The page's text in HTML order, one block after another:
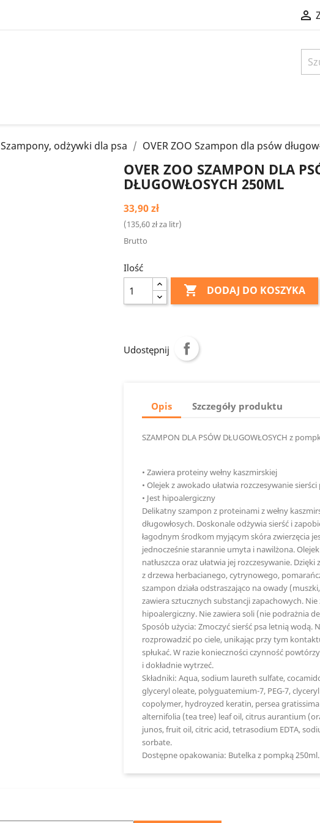

Szampony, odżywki dla psa OVER ZOO Szampon dla psów
OVER ZOO SZAMPON DLA
DŁUGOWŁOSYCH 250ML
33,90 zł
(135,60 zł za litr)
Brutto
Ilość
 DODAJ DO KOSZYKA
Udostępnij
Opis Szczegóły produktu
SZAMPON DLA PSÓW DŁUGOWŁOSYCH z
• Zawiera proteiny wełny kaszmirskiej
• Olejek z awokado ułatwia rozczesywanie
• Jest hipoalergiczny
Delikatny szampon z proteinami z wełny
długowłosych. Doskonale odżywia sierść i
łagodnym środkom myjącym skóra zwierzęcia
jednocześnie starannie umyta i nawilżona.
natłuszcza oraz ułatwia jej rozczesywanie. Dzięki
z drzewa herbacianego, cytrynowego,
szampon działa odstraszająco na owady
zawiera sztucznych substancji zapachowych.
hipoalergiczny. Nie zawiera soli (nie podrażnia
Sposób użycia: Zmoczyć sierść psa letnią wodą.
rozprowadzić po ciele, unikając przy tym
spłukać. W razie konieczności czynność
i dokładnie wytrzeć.
Składniki: Aqua, sodium laureth sulfate,
glyceryl oleate, polyguatemium-7, PEG-7,
copolymer, hydroyzed keratin, persea
alternifolia (tea tree) leaf oil, citrus aurantium
junos, fruit oil, citric acid, tetrasodium EDTA,
sorbate.
Dostępne opakowania: Butelka z pompką 250ml.